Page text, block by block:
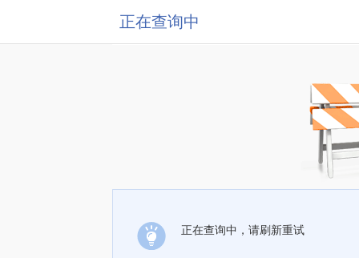
正在查询中
正在查询中，请刷新重试